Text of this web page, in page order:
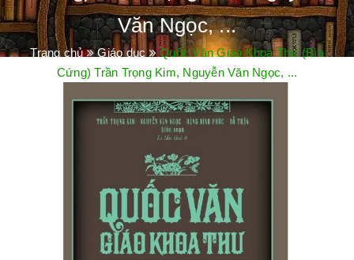
Văn Ngọc, ...
Trang chủ Giáo dục
Quốc Văn Giáo Khoa Thư (Bìa
Cứng) Trần Trọng Kim, Nguyễn Văn Ngọc, ...